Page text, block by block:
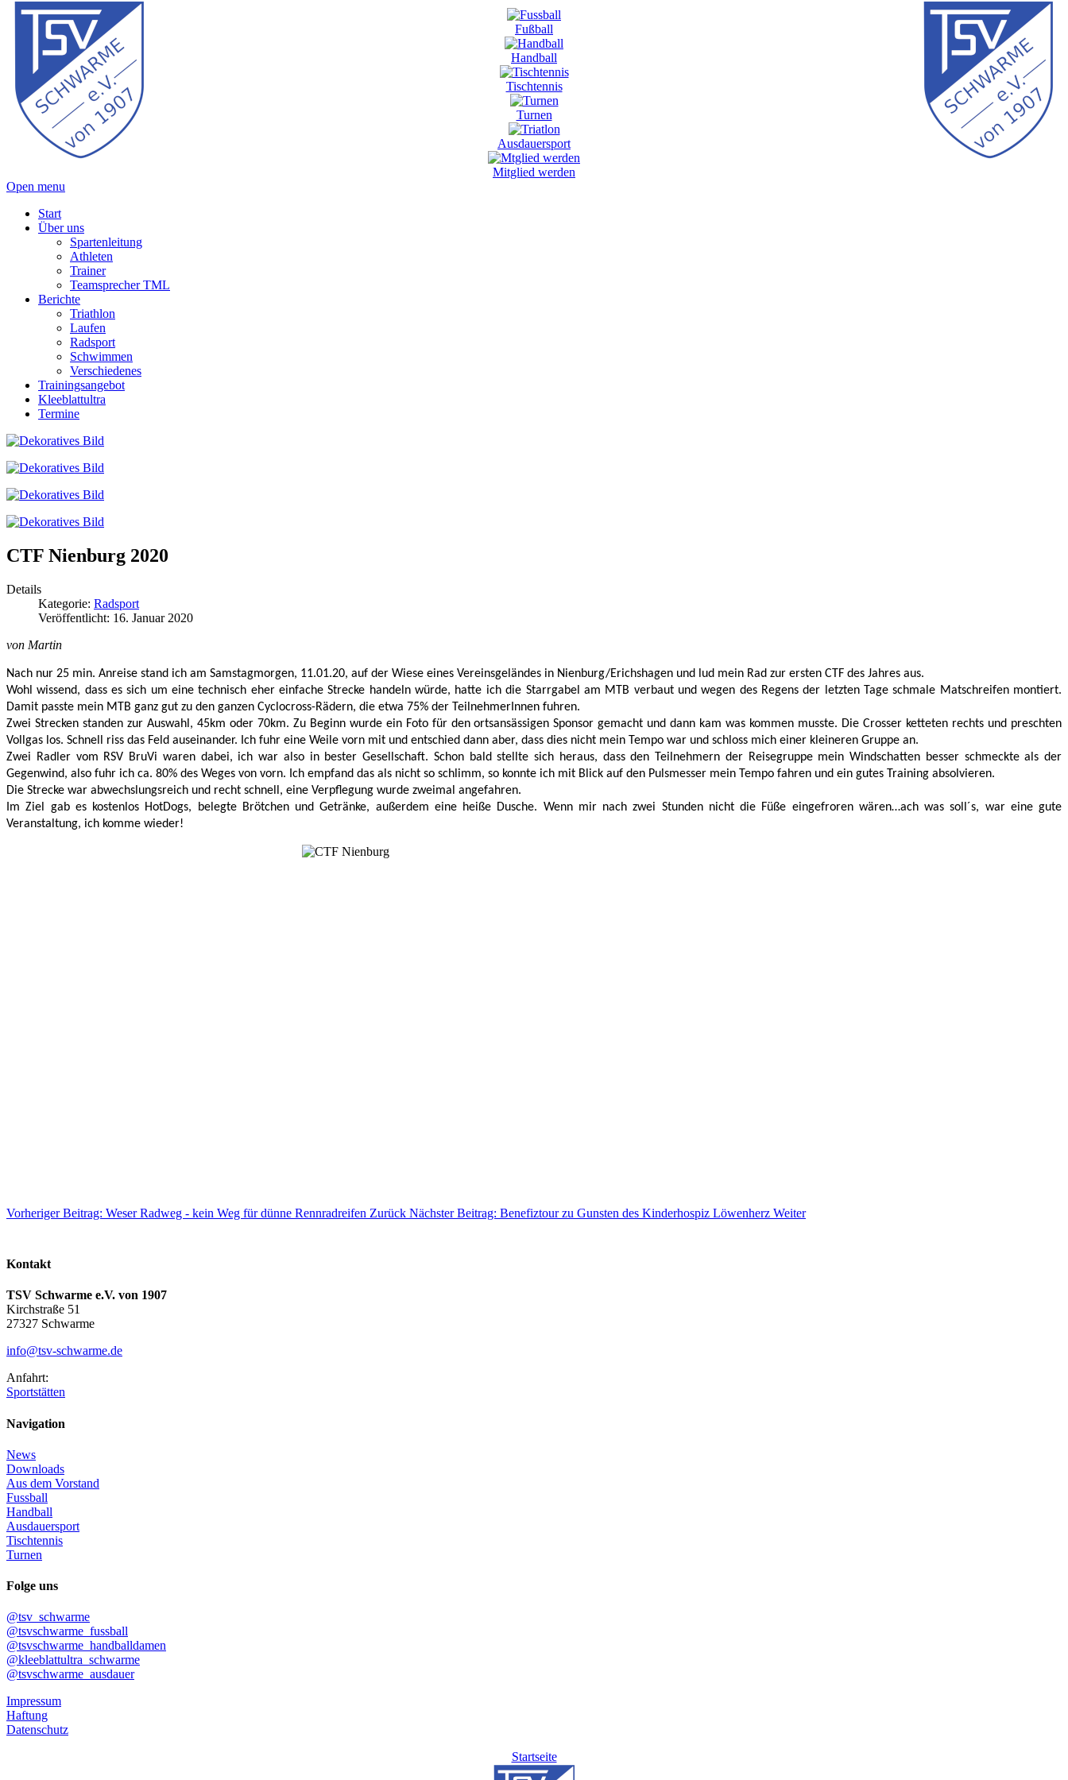
Fußball
Handball
Tischtennis
Turnen
Ausdauersport
Mitglied werden
Open menu
Start
Über uns
Spartenleitung
Athleten
Trainer
Teamsprecher TML
Berichte
Triathlon
Laufen
Radsport
Schwimmen
Verschiedenes
Trainingsangebot
Kleeblattultra
Termine
CTF Nienburg 2020
Details
Kategorie: Radsport
Veröffentlicht: 16. Januar 2020
von Martin
Nach nur 25 min. Anreise stand ich am Samstagmorgen, 11.01.20, auf der Wiese eines Vereinsgeländes in Nienburg/Erichshagen und lud mein Rad zur ersten CTF des Jahres aus.
Wohl wissend, dass es sich um eine technisch eher einfache Strecke handeln würde, hatte ich die Starrgabel am MTB verbaut und wegen des Regens der letzten Tage schmale Matschreifen montiert.
Damit passte mein MTB ganz gut zu den ganzen Cyclocross-Rädern, die etwa 75% der TeilnehmerInnen fuhren.
Zwei Strecken standen zur Auswahl, 45km oder 70km. Zu Beginn wurde ein Foto für den ortsansässigen Sponsor gemacht und dann kam was kommen musste. Die Crosser ketteten rechts und preschten
Vollgas los. Schnell riss das Feld auseinander. Ich fuhr eine Weile vorn mit und entschied dann aber, dass dies nicht mein Tempo war und schloss mich einer kleineren Gruppe an.
Zwei Radler vom RSV BruVi waren dabei, ich war also in bester Gesellschaft. Schon bald stellte sich heraus, dass den Teilnehmern der Reisegruppe mein Windschatten besser schmeckte als der
Gegenwind, also fuhr ich ca. 80% des Weges von vorn. Ich empfand das als nicht so schlimm, so konnte ich mit Blick auf den Pulsmesser mein Tempo fahren und ein gutes Training absolvieren.
Die Strecke war abwechslungsreich und recht schnell, eine Verpflegung wurde zweimal angefahren.
Im Ziel gab es kostenlos HotDogs, belegte Brötchen und Getränke, außerdem eine heiße Dusche. Wenn mir nach zwei Stunden nicht die Füße eingefroren wären…ach was soll´s, war eine gute
Veranstaltung, ich komme wieder!
Vorheriger Beitrag: Weser Radweg - kein Weg für dünne Rennradreifen Zurück Nächster Beitrag: Benefiztour zu Gunsten des Kinderhospiz Löwenherz Weiter
Kontakt
TSV Schwarme e.V. von 1907
Kirchstraße 51
27327 Schwarme
info@tsv-schwarme.de
Anfahrt:
Sportstätten
Navigation
News
Downloads
Aus dem Vorstand
Fussball
Handball
Ausdauersport
Tischtennis
Turnen
Folge uns
@tsv_schwarme
@tsvschwarme_fussball
@tsvschwarme_handballdamen
@kleeblattultra_schwarme
@tsvschwarme_ausdauer
Impressum
Haftung
Datenschutz
Startseite